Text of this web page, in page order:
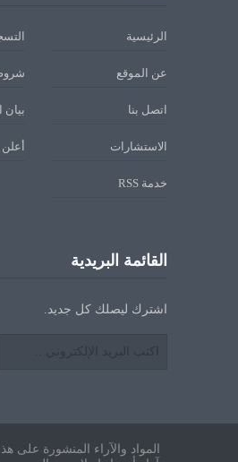
الرئيسية
عن الموقع
اتصل بنا
الاستشارات أعلن
خدمة RSS
القائمة البريدية
اشترك ليصلك كل جديد.
المواد والآراء المنشورة على